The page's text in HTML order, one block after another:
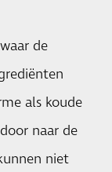
de
als koude
naar de
niet